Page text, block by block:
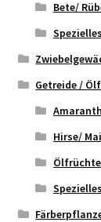
Bete/
Spezielles
Getreide /
Hirse/
Spezielles